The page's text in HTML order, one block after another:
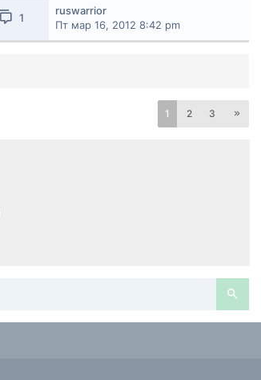
1
ruswarrior
Пт мар 16, 2012 8:42 pm
1 2 3